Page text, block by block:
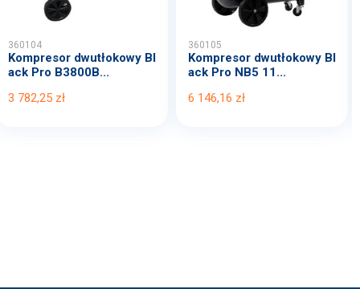
360104
Kompresor dwutłokowy Bl
ack Pro B3800B...
3 782,25 zł
360105
Kompresor dwutłokowy Bl
ack Pro NB5 11...
6 146,16 zł